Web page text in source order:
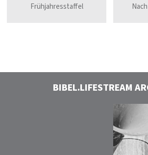
Frühjahresstaffel
BIBEL.LIFESTREAM